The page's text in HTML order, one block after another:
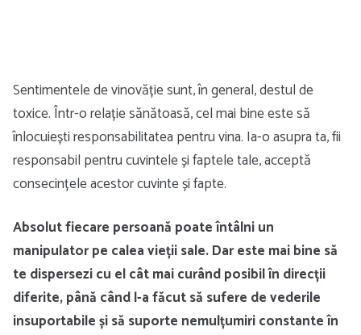
Sentimentele de vinovăție sunt, în general, destul de
toxice. Într-o relație sănătoasă, cel mai bine este să
înlocuiești responsabilitatea pentru vina. Ia-o asupra ta, fii
responsabil pentru cuvintele și faptele tale, acceptă
consecințele acestor cuvinte și fapte.
Absolut fiecare persoană poate întâlni un
manipulator pe calea vieții sale. Dar este mai bine să
te dispersezi cu el cât mai curând posibil în direcții
diferite, până când l-a făcut să sufere de vederile
insuportabile și să suporte nemulțumiri constante în